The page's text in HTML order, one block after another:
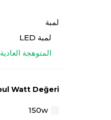
لمبة
لمبة LED
المتوهجة
Watt Değeri
150w